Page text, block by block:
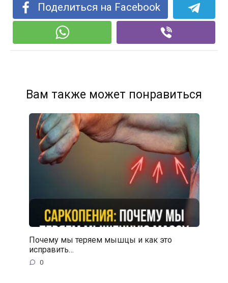
Поделиться на Facebook
Вам также может понравиться
Почему мы теряем мышцы и как это
исправить…
0